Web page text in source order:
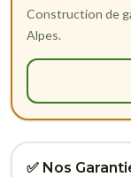
Construction de
Alpes.
✅ Nos